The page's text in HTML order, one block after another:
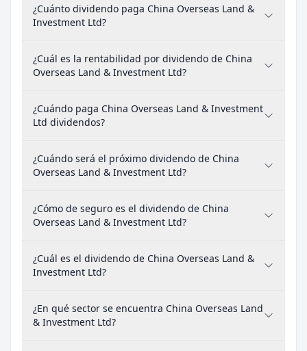
¿Cuánto dividendo paga China Overseas Land &
Investment Ltd?
¿Cuál es la rentabilidad por dividendo de China
Overseas Land & Investment Ltd?
¿Cuándo paga China Overseas Land & Investment
Ltd dividendos?
¿Cuándo será el próximo dividendo de China
Overseas Land & Investment Ltd?
¿Cómo de seguro es el dividendo de China
Overseas Land & Investment Ltd?
¿Cuál es el dividendo de China Overseas Land &
Investment Ltd?
¿En qué sector se encuentra China Overseas Land
& Investment Ltd?